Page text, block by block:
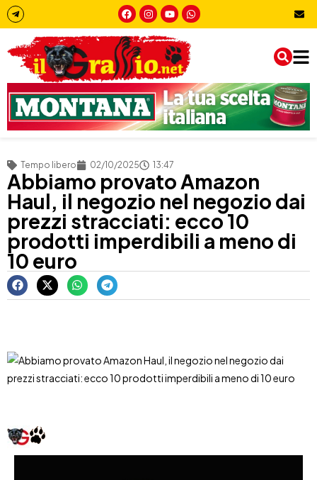
Tempo libero 02/10/2025 13:47
Abbiamo provato Amazon
Haul, il negozio nel negozio dai
prezzi stracciati: ecco 10
prodotti imperdibili a meno di
10 euro